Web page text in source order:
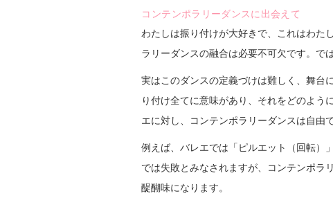
コンテンポラリーダンスに出会えて
わたしは振り付けが大好きで、これはわた
ラリーダンスの融合は必要不可欠です。で
実はこのダンスの定義づけは難しく、舞台
り付け全てに意味があり、それをどのよう
エに対し、コンテンポラリーダンスは自由
例えば、バレエでは「ピルエット（回転）
では失敗とみなされますが、コンテンポラ
醍醐味になります。